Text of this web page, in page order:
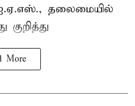
தலைமையில்
More